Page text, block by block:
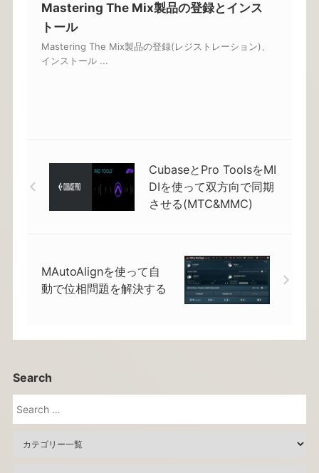
Mastering The Mix製品の登録とインス
トール
Mastering The Mix製品の登録(レジストレーション)、
インストール ...
CubaseとPro ToolsをMI
DIを使って双方向で同期
させる(MTC&MMC)
MAutoAlignを使って自
動で位相問題を解決する
Search